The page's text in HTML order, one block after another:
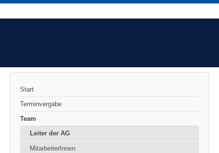
Start
Terminvergabe
Team
Leiter der AG
MitarbeiterInnen